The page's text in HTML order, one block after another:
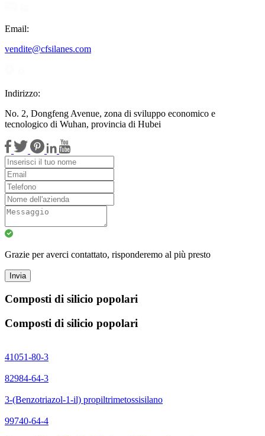
Email:
vendite@cfsilanes.com
Indirizzo:
No. 2, Dongfeng Avenue, zona di sviluppo economico e
tecnologico di Wuhan, provincia di Hubei
Grazie per averci contattato, risponderemo al più presto
Invia
Composti di silicio popolari
Composti di silicio popolari
41051-80-3
82984-64-3
3-(Benzotriazol-1-il) propiltrimetossisilano
99740-64-4